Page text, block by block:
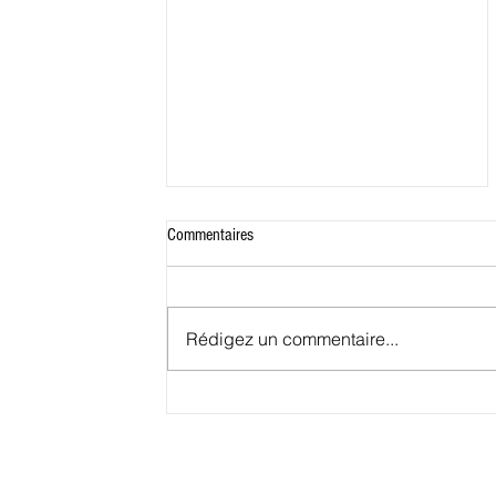
Commentaires
Rédigez un commentaire...